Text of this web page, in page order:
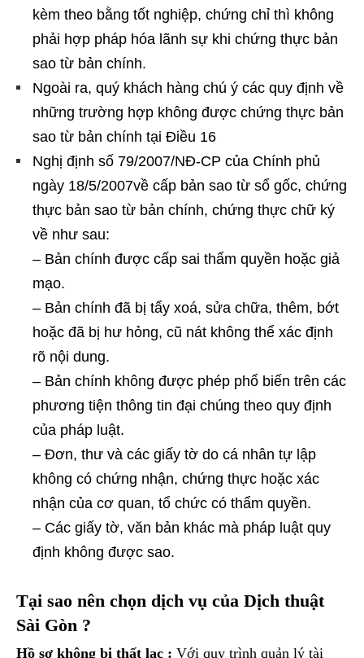
kèm theo bằng tốt nghiệp, chứng chỉ thì không
phải hợp pháp hóa lãnh sự khi chứng thực bản
sao từ bản chính.
Ngoài ra, quý khách hàng chú ý các quy định về
những trường hợp không được chứng thực bản
sao từ bản chính tại Điều 16
Nghị định số 79/2007/NĐ-CP của Chính phủ
ngày 18/5/2007về cấp bản sao từ sổ gốc, chứng
thực bản sao từ bản chính, chứng thực chữ ký
về như sau:
– Bản chính được cấp sai thẩm quyền hoặc giả
mạo.
– Bản chính đã bị tẩy xoá, sửa chữa, thêm, bớt
hoặc đã bị hư hỏng, cũ nát không thể xác định
rõ nội dung.
– Bản chính không được phép phổ biến trên các
phương tiện thông tin đại chúng theo quy định
của pháp luật.
– Đơn, thư và các giấy tờ do cá nhân tự lập
không có chứng nhận, chứng thực hoặc xác
nhận của cơ quan, tổ chức có thẩm quyền.
– Các giấy tờ, văn bản khác mà pháp luật quy
định không được sao.
Tại sao nên chọn dịch vụ của Dịch thuật
Sài Gòn ?
Hồ sơ không bị thất lạc : Với quy trình quản lý tài